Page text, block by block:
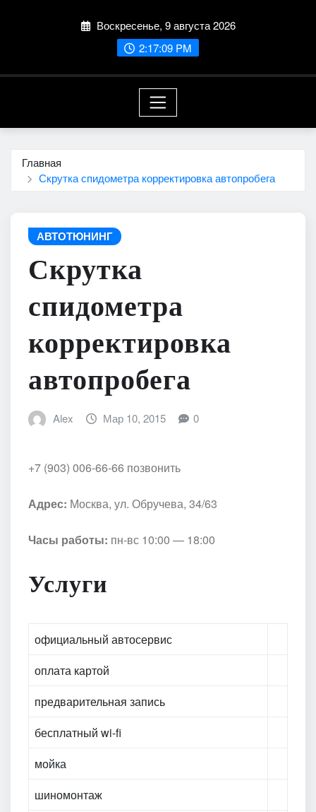
Воскресенье, 9 августа 2026
2:17:10 PM
Главная
Скрутка спидометра корректировка автопробега
АВТОТЮНИНГ
Скрутка
спидометра
корректировка
автопробега
Alex Мар 10, 2015 0
+7 (903) 006-66-66 позвонить
Адрес: Москва, ул. Обручева, 34/63
Часы работы: пн-вс 10:00 — 18:00
Услуги
официальный автосервис
оплата картой
предварительная запись
бесплатный wi-fi
мойка
шиномонтаж